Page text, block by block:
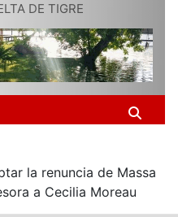
DE TIGRE
la renuncia de Massa
a Cecilia Moreau